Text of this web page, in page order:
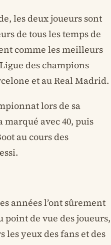
les deux joueurs sont
de tous les temps de
comme les meilleurs
des champions
et au Real Madrid.
lors de sa
marqué avec 40, puis
au cours des
années l’ont sûrement
de vue des joueurs,
les yeux des fans et des